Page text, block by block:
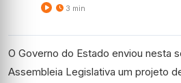
3 min
O Governo do Estado enviou nesta
Assembleia Legislativa um projeto